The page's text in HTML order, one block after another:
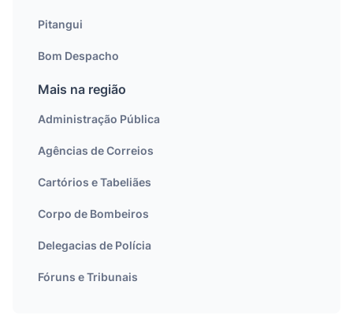
Pitangui
Bom Despacho
Mais na região
Administração Pública
Agências de Correios
Cartórios e Tabeliães
Corpo de Bombeiros
Delegacias de Polícia
Fóruns e Tribunais